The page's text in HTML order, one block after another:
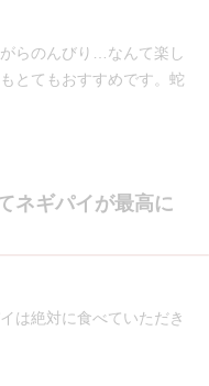
らのんびり…なんて楽し
とてもおすすめです。蛇
ネギパイが最高に
は絶対に食べていただき